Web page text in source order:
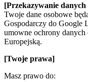
[Przekazywanie
Twoje dane osobowe
Gospodarczy do Google
umowne ochrony
Europejską.
[Twoje prawa]
Masz prawo do: